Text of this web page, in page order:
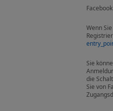
Wenn
Sie
die
Sie von